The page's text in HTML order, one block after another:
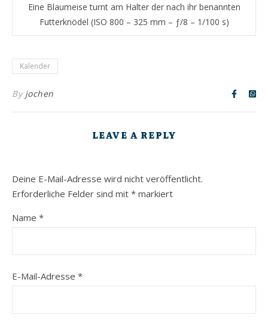
Eine Blaumeise turnt am Halter der nach ihr benannten
Futterknödel (ISO 800 – 325 mm – ƒ/8 – 1/100 s)
Kalender
By jochen
LEAVE A REPLY
Deine E-Mail-Adresse wird nicht veröffentlicht.
Erforderliche Felder sind mit * markiert
Name *
E-Mail-Adresse *